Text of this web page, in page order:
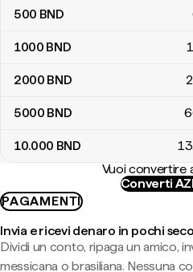
500 BND
1000 BND
2000 BND
5000 BND
10.000 BND
Vuoi convertire
Converti
PAGAMENTI
Invia e ricevi denaro in pochi
Dividi un conto, ripaga un amico,
messicana o brasiliana. Nessuna